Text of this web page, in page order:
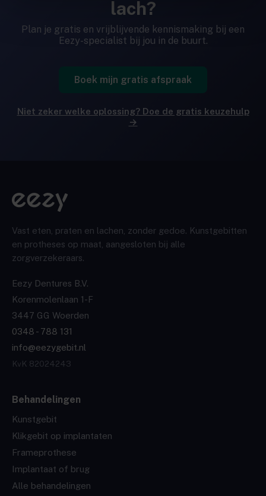
lach?
Plan je gratis en vrijblijvende kennismaking bij een
Eezy-specialist bij jou in de buurt.
Boek mijn gratis afspraak
Niet zeker welke oplossing? Doe de gratis keuzehulp
→
Vast eten, praten en lachen, zonder gedoe. Kunstgebitten
en protheses op maat, aangesloten bij alle
zorgverzekeraars.
Eezy Dentures B.V.
Korenmolenlaan 1-F
3447 GG Woerden
0348 - 788 131
info@eezygebit.nl
KvK 82024243
Behandelingen
Kunstgebit
Klikgebit op implantaten
Frameprothese
Implantaat of brug
Alle behandelingen